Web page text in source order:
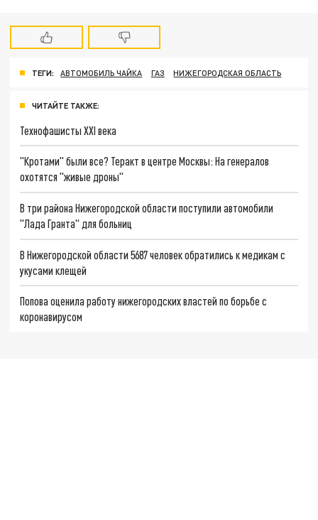
ТЕГИ: АВТОМОБИЛЬ ЧАЙКА ГАЗ НИЖЕГОРОДСКАЯ ОБЛАСТЬ
ЧИТАЙТЕ ТАКЖЕ:
Технофашисты XXI века
"Кротами" были все? Теракт в центре Москвы: На генералов
охотятся "живые дроны"
В три района Нижегородской области поступили автомобили
"Лада Гранта" для больниц
В Нижегородской области 5687 человек обратились к медикам с
укусами клещей
Попова оценила работу нижегородских властей по борьбе с
коронавирусом